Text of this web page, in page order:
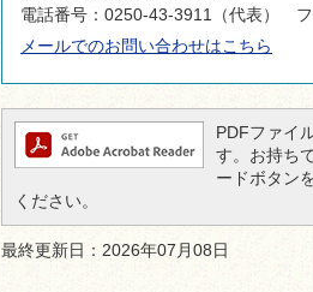
電話番号：0250-43-3911（代表）
メールでのお問い合わせはこちら
PDFファイ
す。お持ち
ードボタン
ください。
最終更新日：2026年07月08日